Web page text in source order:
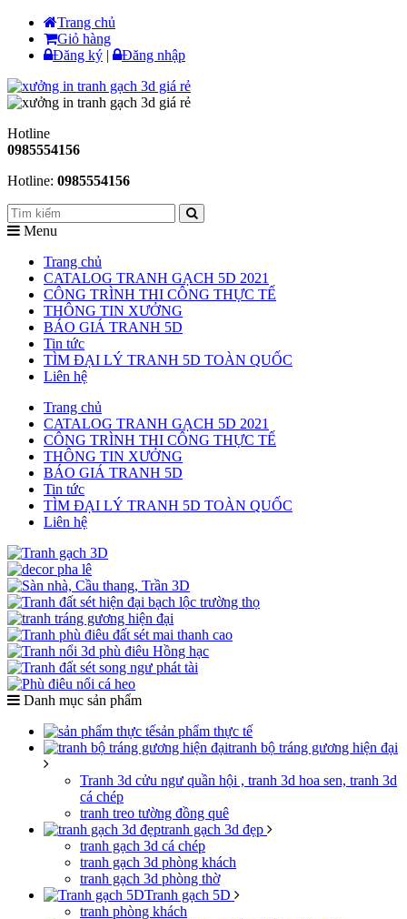
Trang chủ
Giỏ hàng
Đăng ký | Đăng nhập
Hotline
0985554156
Hotline: 0985554156
Menu
Trang chủ
CATALOG TRANH GẠCH 5D 2021
CÔNG TRÌNH THI CÔNG THỰC TẾ
THÔNG TIN XƯỞNG
BÁO GIÁ TRANH 5D
Tin tức
TÌM ĐẠI LÝ TRANH 5D TOÀN QUỐC
Liên hệ
Trang chủ
CATALOG TRANH GẠCH 5D 2021
CÔNG TRÌNH THI CÔNG THỰC TẾ
THÔNG TIN XƯỞNG
BÁO GIÁ TRANH 5D
Tin tức
TÌM ĐẠI LÝ TRANH 5D TOÀN QUỐC
Liên hệ
Danh mục sản phẩm
sản phẩm thực tế
tranh bộ tráng gương hiện đại
Tranh 3d cửu ngư quần hội , tranh 3d hoa sen, tranh 3d
cá chép
tranh treo tường đồng quê
tranh gạch 3d đẹp
tranh gạch 3d cá chép
tranh gạch 3d phòng khách
tranh gạch 3d phòng thờ
Tranh gạch 5D
tranh phòng khách